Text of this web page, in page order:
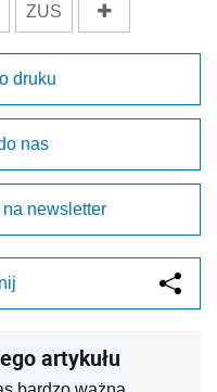
ZUS
druku
nas
newsletter
artykułu